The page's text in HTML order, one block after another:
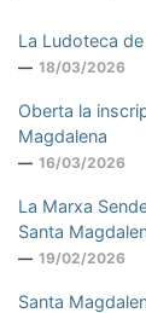
La Ludoteca
18/03/2026
Oberta la
Magdalena
16/03/2026
La Marxa
Santa
19/02/2026
Santa